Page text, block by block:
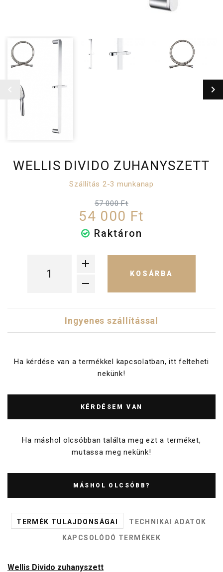
WELLIS DIVIDO ZUHANYSZETT
Szállítás 2-3 munkanap
57 000 Ft
54 000 Ft
Raktáron
KOSÁRBA
Ingyenes szállítással
Ha kérdése van a termékkel kapcsolatban, itt felteheti
nekünk!
KÉRDÉSEM VAN
Ha máshol olcsóbban találta meg ezt a terméket,
mutassa meg nekünk!
MÁSHOL OLCSÓBB?
TERMÉK TULAJDONSÁGAI
TECHNIKAI ADATOK
KAPCSOLÓDÓ TERMÉKEK
Wellis Divido zuhanyszett